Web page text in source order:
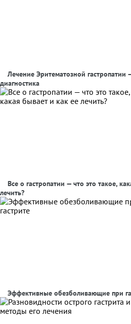
Лечение Эритематозной гастропатии
диагностика
Все о гастропатии — что это такое,
лечить?
Эффективные обезболивающие при